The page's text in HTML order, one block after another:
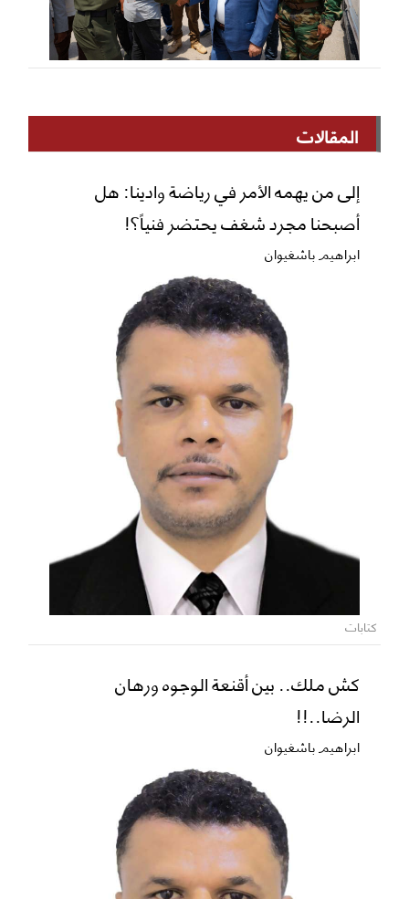
المقالات
إلى من يهمه الأمر في رياضة وادينا: هل
أصبحنا مجرد شغف يحتضر فنياً؟!
ابراهيم باشغيوان
كتابات
كش ملك.. بين أقنعة الوجوه ورهان
الرضا..!!
ابراهيم باشغيوان